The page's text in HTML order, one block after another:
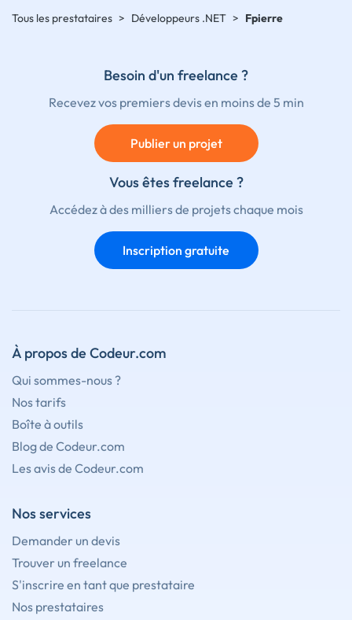
Tous les prestataires > Développeurs .NET > Fpierre
Besoin d'un freelance ?
Recevez vos premiers devis en moins de 5 min
Publier un projet
Vous êtes freelance ?
Accédez à des milliers de projets chaque mois
Inscription gratuite
À propos de Codeur.com
Qui sommes-nous ?
Nos tarifs
Boîte à outils
Blog de Codeur.com
Les avis de Codeur.com
Nos services
Demander un devis
Trouver un freelance
S'inscrire en tant que prestataire
Nos prestataires